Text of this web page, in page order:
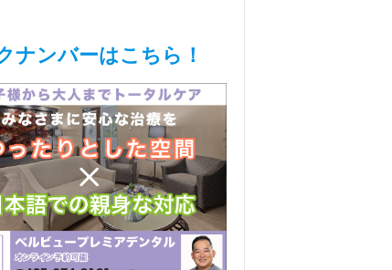
ナンバーはこちら！